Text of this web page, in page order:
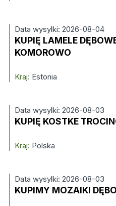
Data wysylki: 2026-08-04
KUPIĘ LAMELE
KOMOROWO
Kraj: Estonia
Data wysylki: 2026-08-03
KUPIĘ KOSTKE
Kraj: Polska
Data wysylki: 2026-08-03
KUPIMY MOZAIKI